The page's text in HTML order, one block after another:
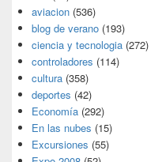
aviacion (536)
blog de verano (193)
ciencia y tecnologia (272)
controladores (114)
cultura (358)
deportes (42)
Economía (292)
En las nubes (15)
Excursiones (55)